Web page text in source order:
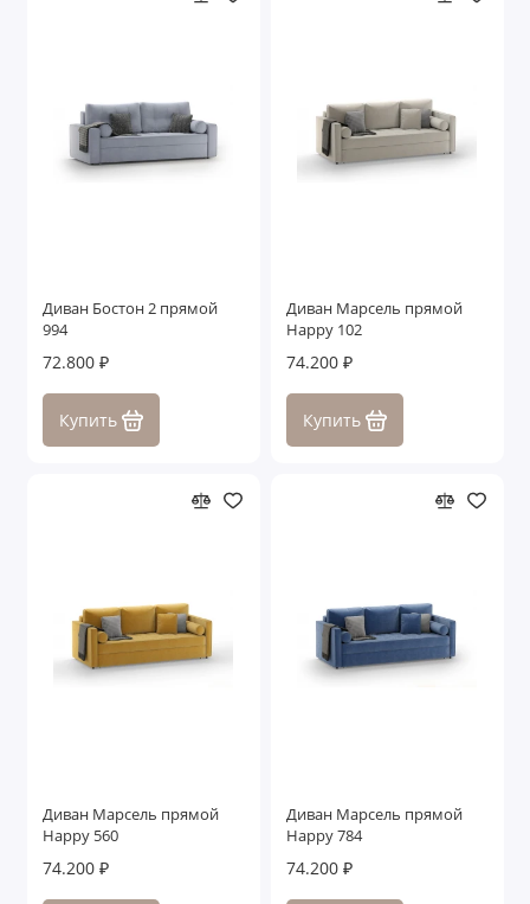
Диван Бостон 2 прямой
994
72.800 ₽
Купить
Диван Марсель прямой
Happy 102
74.200 ₽
Купить
Диван Марсель прямой
Happy 560
74.200 ₽
Диван Марсель прямой
Happy 784
74.200 ₽